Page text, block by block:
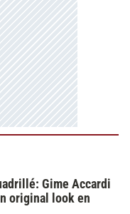
Gime Accardi
original look en